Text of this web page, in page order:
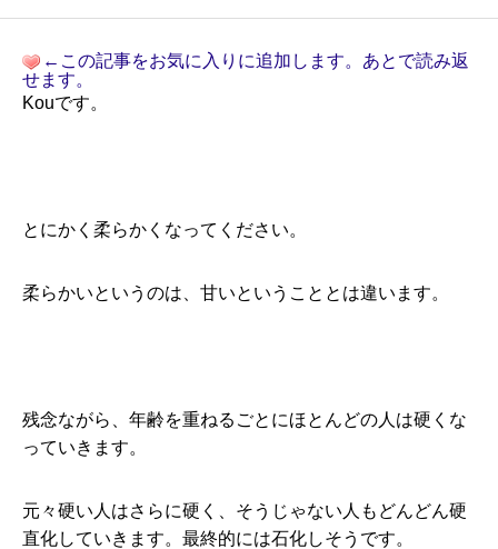
←この記事をお気に入りに追加します。あとで読み返
せます。
Kouです。
とにかく柔らかくなってください。
柔らかいというのは、甘いということとは違います。
残念ながら、年齢を重ねるごとにほとんどの人は硬くな
っていきます。
元々硬い人はさらに硬く、そうじゃない人もどんどん硬
直化していきます。最終的には石化しそうです。